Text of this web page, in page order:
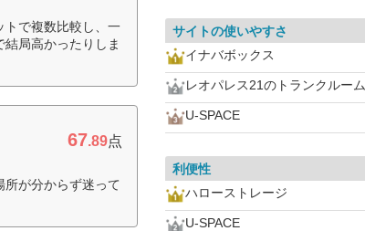
トで複数比較し、一
局高かったりしま
67.89点
所が分からず迷って
サイトの使いやすさ
イナバボックス
レオパレス21のトランクルーム
U-SPACE
利便性
ハローストレージ
U-SPACE